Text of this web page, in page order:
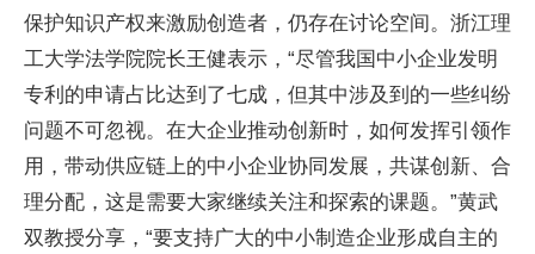
保护知识产权来激励创造者，仍存在讨论空间。浙江理
工大学法学院院长王健表示，“尽管我国中小企业发明
专利的申请占比达到了七成，但其中涉及到的一些纠纷
问题不可忽视。在大企业推动创新时，如何发挥引领作
用，带动供应链上的中小企业协同发展，共谋创新、合
理分配，这是需要大家继续关注和探索的课题。”黄武
双教授分享，“要支持广大的中小制造企业形成自主的